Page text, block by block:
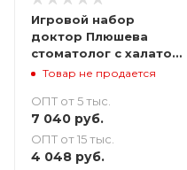
Игровой набор
доктор Плюшева
стоматолог с халатом
и столом
Товар не продается
ОПТ от 5 тыс.
7 040 руб.
ОПТ от 15 тыс.
4 048 руб.